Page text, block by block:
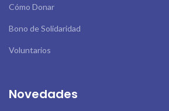
Cómo Donar
Bono de Solidaridad
Voluntarios
Novedades